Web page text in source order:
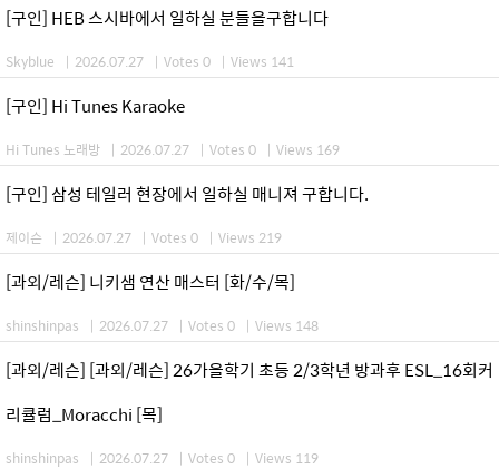
[구인] HEB 스시바에서 일하실 분들을구합니다
Skyblue | 2026.07.27 | Votes 0 | Views 141
[구인] Hi Tunes Karaoke
Hi Tunes 노래방 | 2026.07.27 | Votes 0 | Views 169
[구인] 삼성 테일러 현장에서 일하실 매니져 구합니다.
제이슨 | 2026.07.27 | Votes 0 | Views 219
[과외/레슨] 니키샘 연산 매스터 [화/수/목]
shinshinpas | 2026.07.27 | Votes 0 | Views 148
[과외/레슨] [과외/레슨] 26가을학기 초등 2/3학년 방과후 ESL_16회커
리큘럼_Moracchi [목]
shinshinpas | 2026.07.27 | Votes 0 | Views 119